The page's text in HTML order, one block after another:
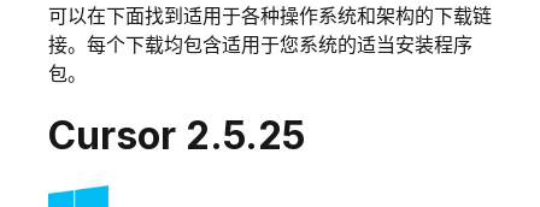
可以在下面找到适用于各种操作系统和架构的下载链
接。每个下载均包含适用于您系统的适当安装程序
包。
Cursor 2.5.25